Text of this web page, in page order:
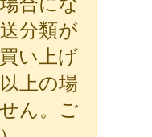
分類が
い上げ
上の場
ん。ご